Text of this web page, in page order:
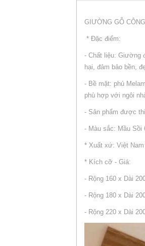
GIƯỜNG GỖ
* Đặc điểm:
- Chất liệu: Giường
hại, đảm bảo bền,
- Bề mặt: phủ
phù hợp với ngôi
- Sản phẩm được
- Màu sắc: Mầu Sồi
* Xuất xứ: Việt Nam
* Kích cỡ - Giá:
- Rộng 160 x Dài
- Rộng 180 x Dài
- Rộng 220 x Dài